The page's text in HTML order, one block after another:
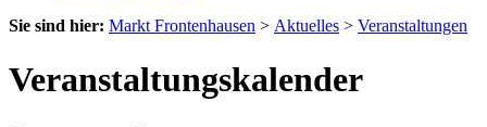
Sie sind hier: Markt Frontenhausen > Aktuelles > Veranstaltungen
Veranstaltungskalender